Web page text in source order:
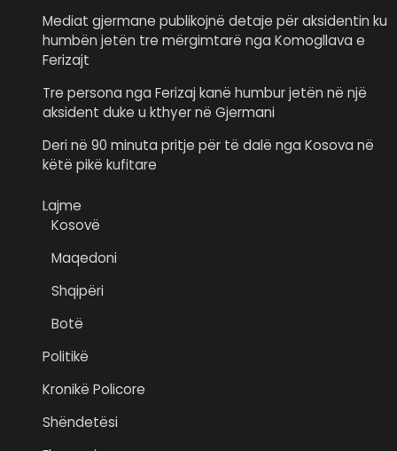
Mediat gjermane publikojnë detaje për aksidentin ku
humbën jetën tre mërgimtarë nga Komogllava e
Ferizajt
Tre persona nga Ferizaj kanë humbur jetën në një
aksident duke u kthyer në Gjermani
Deri në 90 minuta pritje për të dalë nga Kosova në
këtë pikë kufitare
Lajme
Kosovë
Maqedoni
Shqipëri
Botë
Politikë
Kronikë Policore
Shëndetësi